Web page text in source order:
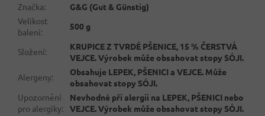
Značka:
G&G (Gut & Günstig)
Velikost
balení:
500 g
Složení:
KRUPICE Z TVRDÉ PŠENICE, 15 % ČERSTVÁ
VEJCE. Výrobek může obsahovat stopy SÓJI.
Alergeny:
Obsahuje LEPEK, PŠENICI a VEJCE. Může
obsahovat stopy SÓJI.
Upozornění
pro alergiky:
Nevhodné při alergii na LEPEK, PŠENICI nebo
VEJCE. Výrobek může obsahovat stopy SÓJI.